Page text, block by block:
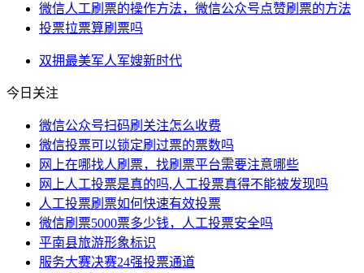
微信人工刷票的操作方法，微信公众号点赞刷票的方法
投票拉票算刷票吗
双拥最美军人军嫂新时代
今日关注
微信公众号扫码刷关注怎么收费
微信投票可以锁定刷过票的票数吗
网上在哪找人刷票，找刷票平台需要注意哪些
网上人工投票是真的吗,人工投票真得不能被发现吗
人工投票刷票如何快速有效投票
微信刷票5000票多少钱，人工投票安全吗
平南县旅游形象标识
服务大赛决赛24强投票通道